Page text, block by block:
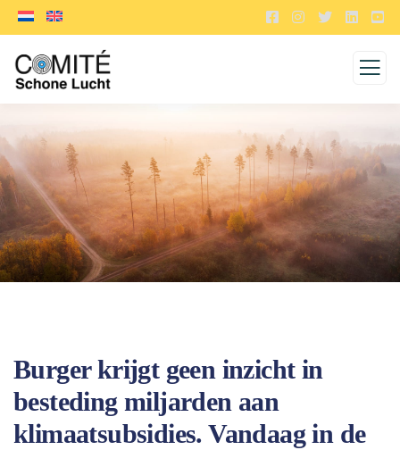
Burger krijgt geen inzicht in
besteding miljarden aan
klimaatsubsidies. Vandaag in de